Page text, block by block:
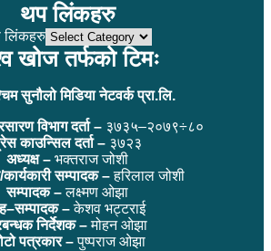
थप लिंकहरु
लिंकहरु
खोज तर्फको टिमः
सुनौलो मिडिया नेटवर्क प्रा.लि.
विभाग दर्ता – ३७३५–२०७९÷८०
काउन्सिल दर्ता – ३७२३
अध्यक्ष – भक्तराज जोशी
सम्पादक –हरिलाल जोशी
सम्पादक –लक्ष्मण ओझा
–केशव भट्टराई
निर्देशक –मोहन ओझा
पत्रकार –पुष्पराज ओझा